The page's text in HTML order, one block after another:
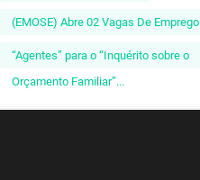
(EMOSE) Abre 02 Vagas De Emprego
“Agentes” para o “Inquérito sobre o
Orçamento Familiar”...